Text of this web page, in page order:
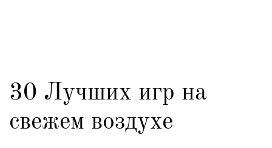
30 Лучших игр на
свежем воздухе